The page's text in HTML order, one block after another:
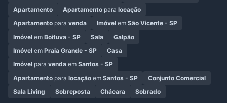
Apartamento
Apartamento para locação
Apartamento para venda Imóvel em São Vicente - SP
Imóvel em Boituva - SP Sala
Galpão
Imóvel em Praia Grande - SP
Casa
Imóvel para venda em Santos - SP
Apartamento para locação em Santos - SP
Conjunto Comercial
Sala Living
Sobreposta Chácara Sobrado